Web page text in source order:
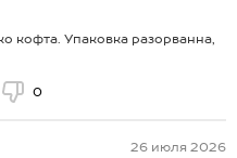
отличаться.
кофта. Упаковка разорванна,
0
26 июля 2026